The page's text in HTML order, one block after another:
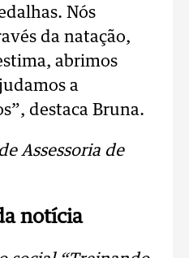
Nós
da natação,
abrimos
a
destaca Bruna.
Assessoria de
notícia